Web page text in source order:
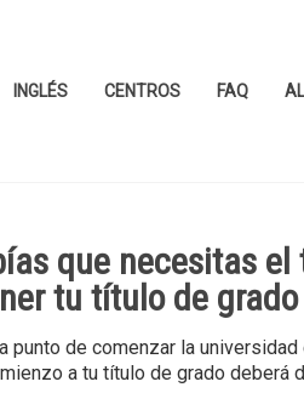
INGLÉS CENTROS FAQ
que necesitas
tu título de
punto de comenzar la
a tu título de grado deberá